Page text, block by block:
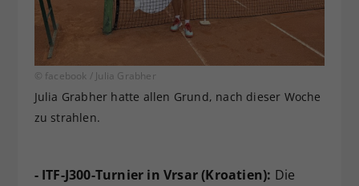
© facebook / Julia Grabher
Julia Grabher hatte allen Grund, nach dieser Woche
zu strahlen.
- ITF-J300-Turnier in Vrsar (Kroatien): Die